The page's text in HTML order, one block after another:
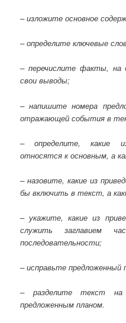
– изложите основное
– определите ключевые
– перечислите факты, на
свои выводы;
– напишите номера
отражающей события в
– определите, какие
относятся к основным, а
– назовите, какие из
бы включить в текст, а
– укажите, какие из
служить заглавием
последовательности;
– исправьте предложенный
– разделите текст
предложенным планом.